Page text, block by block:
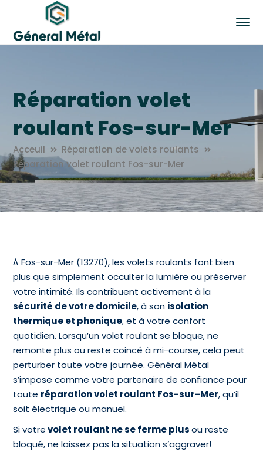
Réparation volet
roulant Fos-sur-Mer
Acceuil
Réparation de volets roulants
Réparation volet roulant Fos-sur-Mer
À Fos-sur-Mer (13270), les volets roulants font bien
plus que simplement occulter la lumière ou préserver
votre intimité. Ils contribuent activement à la
sécurité de votre domicile, à son isolation
thermique et phonique, et à votre confort
quotidien. Lorsqu’un volet roulant se bloque, ne
remonte plus ou reste coincé à mi-course, cela peut
perturber toute votre journée. Général Métal
s’impose comme votre partenaire de confiance pour
toute réparation volet roulant Fos-sur-Mer, qu’il
soit électrique ou manuel.
Si votrevolet roulant ne se ferme plusou reste
bloqué, ne laissez pas la situation s’aggraver!